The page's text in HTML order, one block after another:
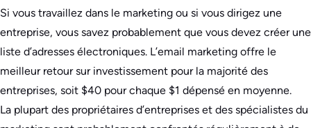
Si vous travaillez dans le marketing ou si vous dirigez une
entreprise, vous savez probablement que vous devez créer une
liste d’adresses électroniques. L’email marketing offre le
meilleur retour sur investissement pour la majorité des
entreprises, soit $40 pour chaque $1 dépensé en moyenne.
La plupart des propriétaires d’entreprises et des spécialistes du